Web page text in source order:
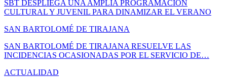
SBT DESPLIEGA UNA AMPLIA PROGRAMACIÓN
CULTURAL Y JUVENIL PARA DINAMIZAR EL VERANO
SAN BARTOLOMÉ DE TIRAJANA
SAN BARTOLOMÉ DE TIRAJANA RESUELVE LAS
INCIDENCIAS OCASIONADAS POR EL SERVICIO DE…
ACTUALIDAD